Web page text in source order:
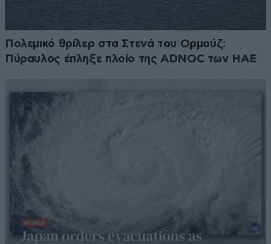
Πολεμικό θρίλερ στα Στενά του Ορμούζ:
Πύραυλος έπληξε πλοίο της ADNOC των ΗΑΕ